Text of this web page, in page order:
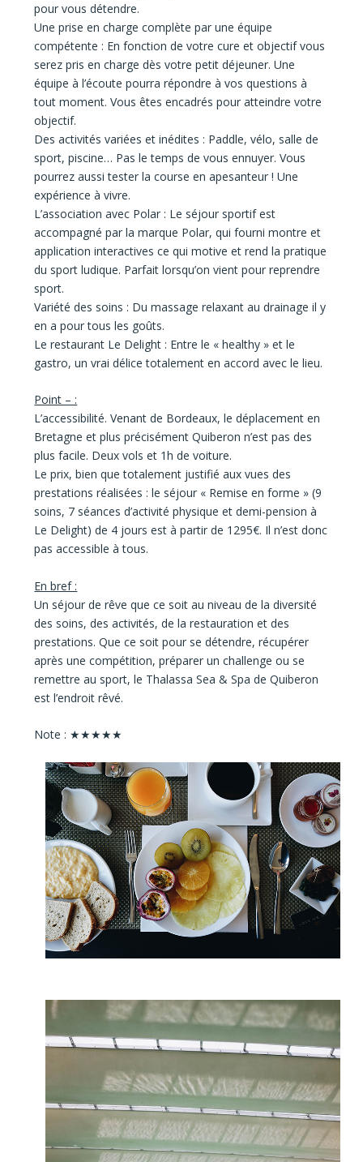
pour vous détendre.
Une prise en charge complète par une équipe
compétente : En fonction de votre cure et objectif vous
serez pris en charge dès votre petit déjeuner. Une
équipe à l’écoute pourra répondre à vos questions à
tout moment. Vous êtes encadrés pour atteindre votre
objectif.
Des activités variées et inédites : Paddle, vélo, salle de
sport, piscine… Pas le temps de vous ennuyer. Vous
pourrez aussi tester la course en apesanteur ! Une
expérience à vivre.
L’association avec Polar : Le séjour sportif est
accompagné par la marque Polar, qui fourni montre et
application interactives ce qui motive et rend la pratique
du sport ludique. Parfait lorsqu’on vient pour reprendre
sport.
Variété des soins : Du massage relaxant au drainage il y
en a pour tous les goûts.
Le restaurant Le Delight : Entre le « healthy » et le
gastro, un vrai délice totalement en accord avec le lieu.
Point – :
L’accessibilité.Venant de Bordeaux, le déplacement en
Bretagne et plus précisément Quiberon n’est pas des
plus facile. Deux vols et 1h de voiture.
Le prix, bien que totalement justifié aux vues des
prestations réalisées : le séjour « Remise en forme » (9
soins, 7 séances d’activité physique et demi-pension à
Le Delight) de 4 jours est à partir de 1295€. Il n’est donc
pas accessible à tous.
En bref :
Un séjour de rêve que ce soit au niveau de la diversité
des soins, des activités, de la restauration et des
prestations. Que ce soit pour se détendre, récupérer
après une compétition, préparer un challenge ou se
remettre au sport, le Thalassa Sea & Spa de Quiberon
est l’endroit rêvé.
Note : ★★★★★